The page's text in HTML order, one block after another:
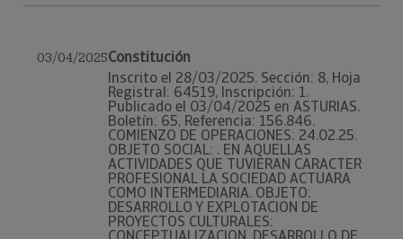
03/04/2025Constitución
Inscrito el 28/03/2025. Sección: 8, Hoja
Registral: 64519, Inscripción: 1.
Publicado el 03/04/2025 en ASTURIAS.
Boletín: 65, Referencia: 156.846.
COMIENZO DE OPERACIONES: 24.02.25.
OBJETO SOCIAL: . EN AQUELLAS
ACTIVIDADES QUE TUVIERAN CARACTER
PROFESIONAL LA SOCIEDAD ACTUARA
COMO INTERMEDIARIA. OBJETO:
DESARROLLO Y EXPLOTACION DE
PROYECTOS CULTURALES: